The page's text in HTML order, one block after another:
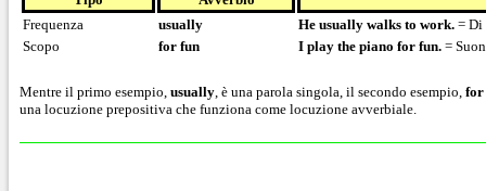
Frequenza
usually He usually walks to work. = Di
Scopo
for fun I play the piano for fun. =
Mentre il primo esempio, usually , è una parola singola, il secondo esempio, for
una locuzione prepositiva che funziona come locuzione avverbiale.